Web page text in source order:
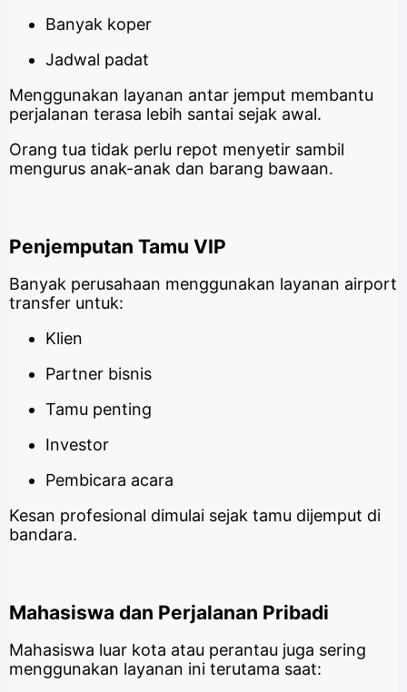
Banyak koper
Jadwal padat
Menggunakan layanan antar jemput membantu
perjalanan terasa lebih santai sejak awal.
Orang tua tidak perlu repot menyetir sambil
mengurus anak-anak dan barang bawaan.
Penjemputan Tamu VIP
Banyak perusahaan menggunakan layanan airport
transfer untuk:
Klien
Partner bisnis
Tamu penting
Investor
Pembicara acara
Kesan profesional dimulai sejak tamu dijemput di
bandara.
Mahasiswa dan Perjalanan Pribadi
Mahasiswa luar kota atau perantau juga sering
menggunakan layanan ini terutama saat: